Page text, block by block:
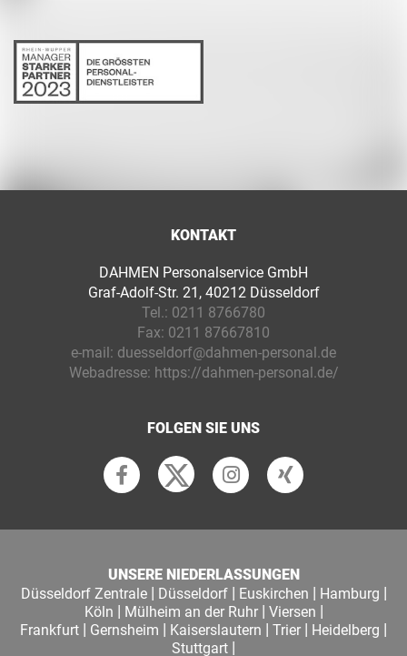
KONTAKT
DAHMEN Personalservice GmbH
Graf-Adolf-Str. 21, 40212 Düsseldorf
Tel.: 0211 8766780
Fax: 0211 87667810
e-mail: duesseldorf@dahmen-personal.de
Webadresse: https://dahmen-personal.de/
FOLGEN SIE UNS
UNSERE NIEDERLASSUNGEN
Düsseldorf Zentrale| Düsseldorf| Euskirchen | Hamburg |
Köln | Mülheim an der Ruhr| Viersen |
Frankfurt | Gernsheim | Kaiserslautern | Trier | Heidelberg |
Stuttgart |